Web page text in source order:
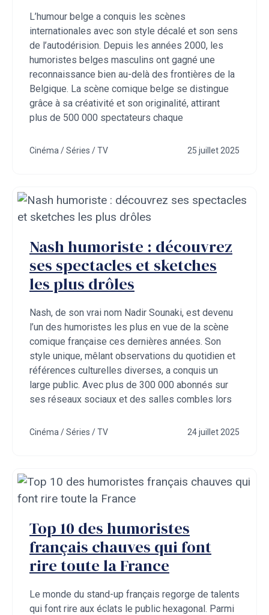
L’humour belge a conquis les scènes
internationales avec son style décalé et son sens
de l’autodérision. Depuis les années 2000, les
humoristes belges masculins ont gagné une
reconnaissance bien au-delà des frontières de la
Belgique. La scène comique belge se distingue
grâce à sa créativité et son originalité, attirant
plus de 500 000 spectateurs chaque
Cinéma / Séries / TV 25 juillet 2025
Nash humoriste : découvrez
ses spectacles et sketches
les plus drôles
Nash, de son vrai nom Nadir Sounaki, est devenu
l’un des humoristes les plus en vue de la scène
comique française ces dernières années. Son
style unique, mêlant observations du quotidien et
références culturelles diverses, a conquis un
large public. Avec plus de 300 000 abonnés sur
ses réseaux sociaux et des salles combles lors
Cinéma / Séries / TV 24 juillet 2025
Top 10 des humoristes
français chauves qui font
rire toute la France
Le monde du stand-up français regorge de talents
qui font rire aux éclats le public hexagonal. Parmi